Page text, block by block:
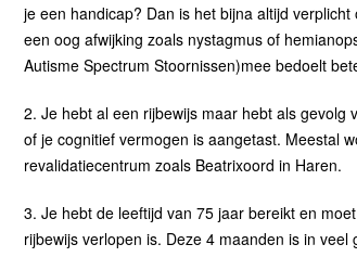
je een handicap? Dan is het bijna altijd
een oog afwijking zoals nystagmus of
Autisme Spectrum Stoornissen)mee bedoelt
2. Je hebt al een rijbewijs maar hebt als
of je cognitief vermogen is aangetast. Meestal
revalidatiecentrum zoals Beatrixoord in Haren.
3. Je hebt de leeftijd van 75 jaar bereikt en
rijbewijs verlopen is. Deze 4 maanden is in